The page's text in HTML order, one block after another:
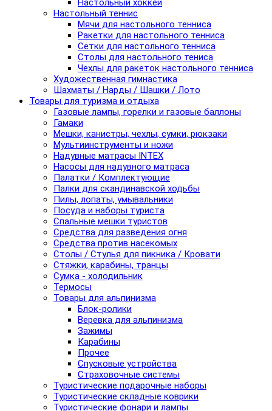
Настольный хоккей
Настольный теннис
Мячи для настольного тенниса
Ракетки для настольного тенниса
Сетки для настольного тенниса
Столы для настольного тениса
Чехлы для ракеток настольного тенниса
Художественная гимнастика
Шахматы / Нарды / Шашки / Лото
Товары для туризма и отдыха
Газовые лампы, горелки и газовые баллоны
Гамаки
Мешки, канистры, чехлы, сумки, рюкзаки
Мультиинструменты и ножи
Надувные матрасы INTEX
Насосы для надувного матраса
Палатки / Комплектующие
Палки для скандинавской ходьбы
Пилы, лопаты, умывальники
Посуда и наборы туриста
Спальные мешки туристов
Средства для разведения огня
Средства против насекомых
Столы / Стулья для пикника / Кровати
Стяжки, карабины, транцы
Сумка - холодильник
Термосы
Товары для альпинизма
Блок-ролики
Веревка для альпинизма
Зажимы
Карабины
Прочее
Спусковые устройства
Страховочные системы
Туристические подарочные наборы
Туристические складные коврики
Туристические фонари и лампы